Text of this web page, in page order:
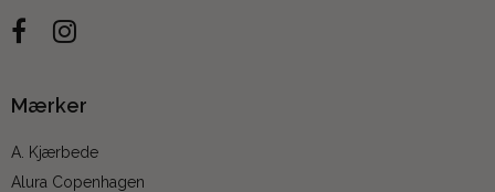
Mærker
A. Kjærbede
Alura Copenhagen